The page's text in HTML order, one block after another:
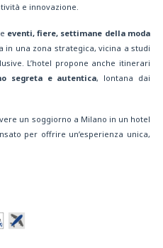
e innovazione.
eventi, fiere, settimane della moda
in una zona strategica, vicina a studi
L’hotel propone anche itinerari
segreta e autentica, lontana dai
un soggiorno a Milano in un hotel
per offrire un’esperienza unica,